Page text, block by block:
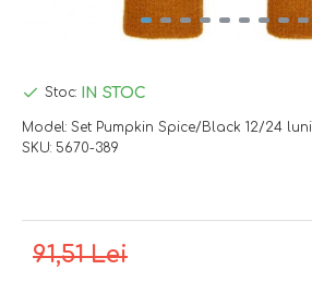
91,51 Lei
Stoc: IN STOC
Model: Set Pumpkin Spice/Black 12/24 luni
SKU: 5670-389